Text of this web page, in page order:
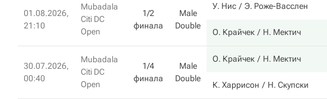
01.08.2026,
21:10
Mubadala
Citi DC
Open
1/2
финала
Male
Double
У. Нис Э. Роже-Васслен
О. Крайчек Н. Мектич
30.07.2026,
00:40
Mubadala
Citi DC
Open
1/4
финала
Male
Double
О. Крайчек Н. Мектич
К. Харрисон Н. Скупски